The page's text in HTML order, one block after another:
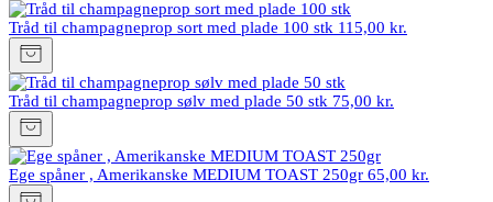
Tråd til champagneprop sort med plade 100 stk 115,00 kr.
Tråd til champagneprop sølv med plade 50 stk 75,00 kr.
Ege spåner , Amerikanske MEDIUM TOAST 250gr 65,00 kr.